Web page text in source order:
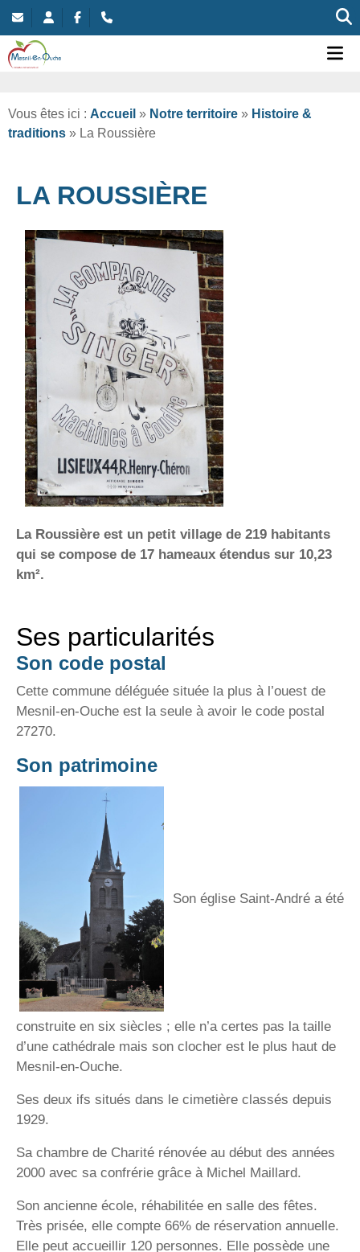
Vous êtes ici : Accueil » Notre territoire » Histoire &
traditions » La Roussière
LA ROUSSIÈRE
La Roussière est un petit village de 219 habitants
qui se compose de 17 hameaux étendus sur 10,23
km².
Ses particularités
Son code postal
Cette commune déléguée située la plus à l’ouest de
Mesnil-en-Ouche est la seule à avoir le code postal
27270.
Son patrimoine
Son église Saint-André a été
construite en six siècles ; elle n’a certes pas la taille
d’une cathédrale mais son clocher est le plus haut de
Mesnil-en-Ouche.
Ses deux ifs situés dans le cimetière classés depuis
1929.
Sa chambre de Charité rénovée au début des années
2000 avec sa confrérie grâce à Michel Maillard.
Son ancienne école, réhabilitée en salle des fêtes.
Très prisée, elle compte 66% de réservation annuelle.
Elle peut accueillir 120 personnes. Elle possède une